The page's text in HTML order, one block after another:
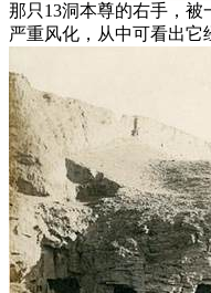
那只13洞本尊的右手，
严重风化，从中可看出它